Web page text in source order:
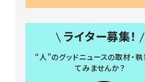
ライター募集！
“人”のグッドニュースの取材・
てみませんか？